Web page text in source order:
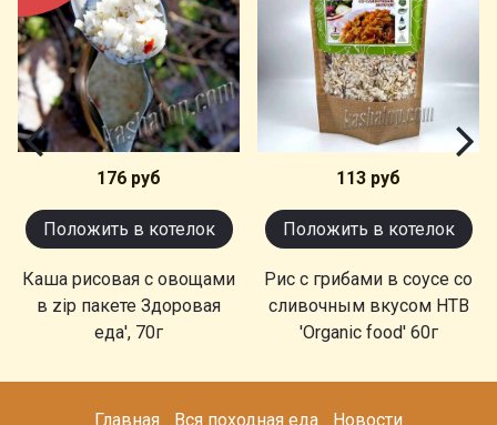
176 руб
Положить в котелок
Каша рисовая с овощами
в zip пакете Здоровая
еда', 70г
113 руб
Положить в котелок
Рис с грибами в соусе со
сливочным вкусом НТВ
'Organic food' 60г
Главная Вся походная еда
Новости